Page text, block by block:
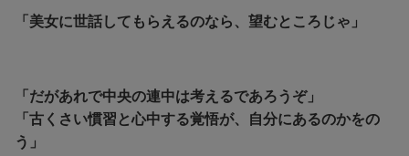
「美女に世話してもらえるのなら、望むところじゃ」
「だがあれで中央の連中は考えるであろうぞ」
「 古くさい慣習と心中する覚悟が、自分にあるのかをの
う」